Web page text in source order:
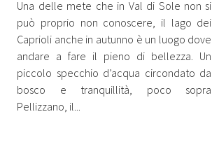
Una delle mete che in Val di Sole non si
può proprio non conoscere, il lago dei
Caprioli anche in autunno è un luogo dove
andare a fare il pieno di bellezza. Un
piccolo specchio d’acqua circondato da
bosco e tranquillità, poco sopra
Pellizzano, il...